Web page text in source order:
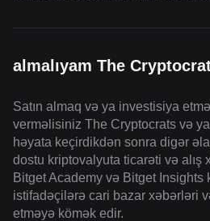
almalıyam The
Satın almaq və ya investisiya
verməlisiniz The Cryptocrats və
həyata keçirdikdən sonra digər
dostu kriptovalyuta ticarəti və alış
Bitget Academy və Bitget Insights
istifadəçilərə cari bazar xəbərləri
etməyə kömək edir.